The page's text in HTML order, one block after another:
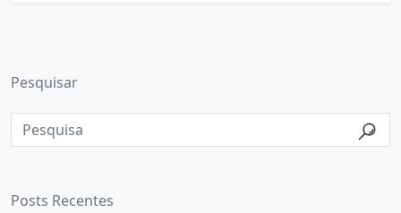
Pesquisar
Posts Recentes